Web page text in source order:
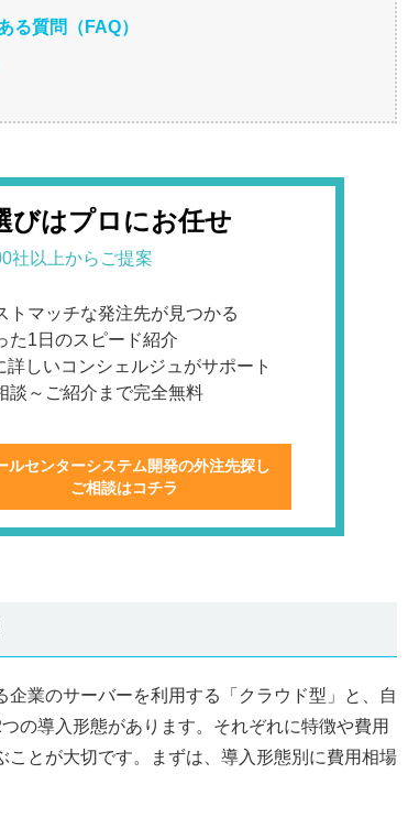
る質問（FAQ）
びはプロにお任せ
社以上からご提案
トマッチな発注先が見つかる
た1日のスピード紹介
詳しいコンシェルジュがサポート
談～ご紹介まで完全無料
ルセンターシステム開発の外注先探し
ご相談はコチラ
業のサーバーを利用する「クラウド型」と、自
の導入形態があります。それぞれに特徴や費用
とが大切です。まずは、導入形態別に費用相場